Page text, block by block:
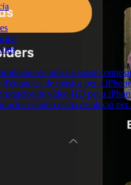
de música sense
de música per a
de vídeo HD per a
d'àudio d'alta resolució